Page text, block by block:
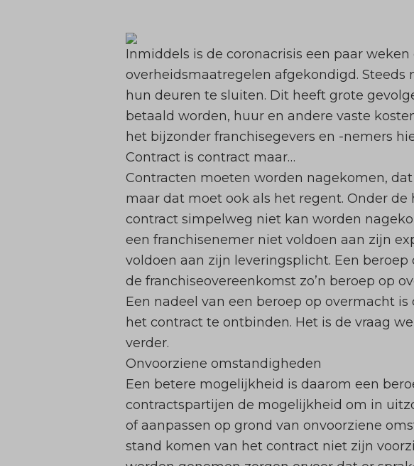
Inmiddels is de coronacrisis een paar weken
overheidsmaatregelen afgekondigd.
hun deuren te sluiten. Dit heeft grote
betaald worden, huur en andere vaste
het bijzonder franchisegevers en -nemers
Contract is contract maar…
Contracten moeten worden nagekomen,
maar dat moet ook als het regent. Onder
contract simpelweg niet kan worden
een franchisenemer niet voldoen aan zijn
voldoen aan zijn leveringsplicht. Een beroep
de franchiseovereenkomst zo’n beroep op
Een nadeel van een beroep op overmacht
het contract te ontbinden. Het is de vraag
verder.
Onvoorziene omstandigheden
Een betere mogelijkheid is daarom een
contractspartijen de mogelijkheid om in
of aanpassen op grond van onvoorziene
stand komen van het contract niet zijn